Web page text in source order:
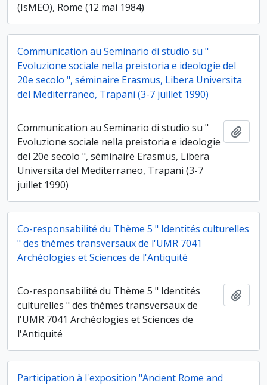
(IsMEO), Rome (12 mai 1984)
Communication au Seminario di studio su "
Evoluzione sociale nella preistoria e ideologie del
20e secolo ", séminaire Erasmus, Libera Universita
del Mediterraneo, Trapani (3-7 juillet 1990)
Communication au Seminario di studio su "
Evoluzione sociale nella preistoria e ideologie
del 20e secolo ", séminaire Erasmus, Libera
Universita del Mediterraneo, Trapani (3-7
juillet 1990)
Co-responsabilité du Thème 5 " Identités culturelles
" des thèmes transversaux de l'UMR 7041
Archéologies et Sciences de l'Antiquité
Co-responsabilité du Thème 5 " Identités
culturelles " des thèmes transversaux de
l'UMR 7041 Archéologies et Sciences de
l'Antiquité
Participation à l'exposition "Ancient Rome and